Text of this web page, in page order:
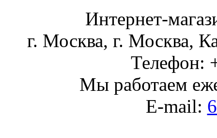
Интернет-
г. Москва, г. Москва,
Телефон:
Мы работаем
E-mail: